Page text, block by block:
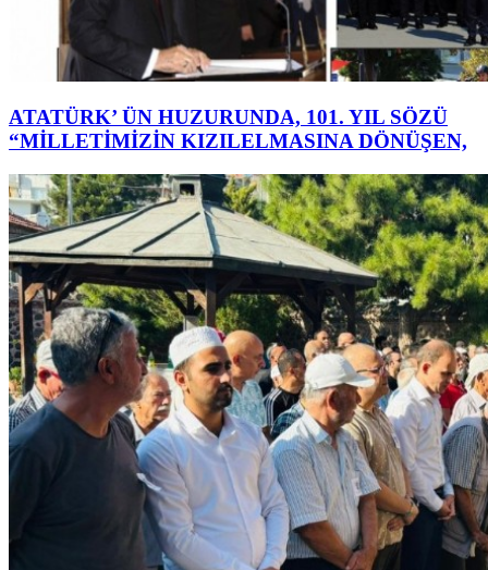
ATATÜRK’ ÜN HUZURUNDA, 101. YIL SÖZÜ
“MİLLETİMİZİN KIZILELMASINA DÖNÜŞEN,